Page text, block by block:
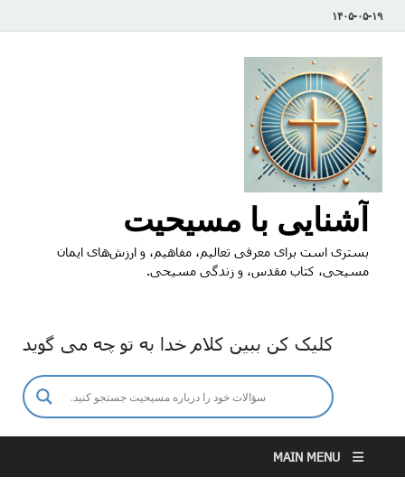
۱۴۰۵-۰۵-۱۹
آشنایی با مسیحیت
بستری است برای معرفی تعالیم، مفاهیم، و ارزش‌های ایمان
مسیحی، کتاب مقدس، و زندگی مسیحی.
کلیک کن ببین کلام خدا به تو چه می گوید
MAIN MENU